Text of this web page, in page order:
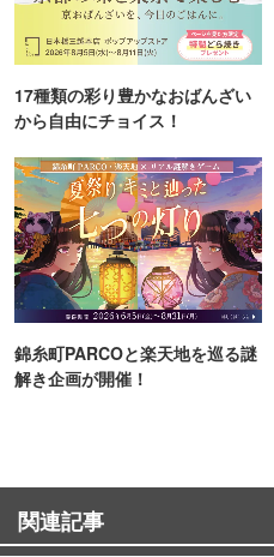
17種類の彩り豊かなおばんざい
から自由にチョイス！
錦糸町PARCOと楽天地を巡る謎
解き企画が開催！
関連記事